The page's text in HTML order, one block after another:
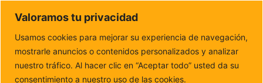
Valoramos tu privacidad
Usamos cookies para mejorar su experiencia de navegación,
mostrarle anuncios o contenidos personalizados y analizar
nuestro tráfico. Al hacer clic en “Aceptar todo” usted da su
consentimiento a nuestro uso de las cookies.
DUNAS FM
Tu informacion de forma cercana
Inicio FUERTEVENTURA
La artista Estherfogalera,
presenta este jueves su exposición ‘La Vejez’, en la...